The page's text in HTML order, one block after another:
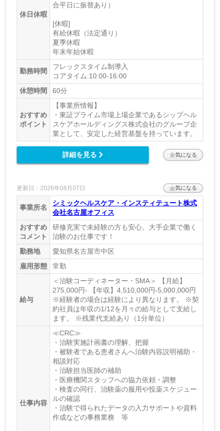
休日休暇
合平日に振替あり）
[休暇]
有給休暇（法定通り）
夏季休暇
年末年始休暇
勤務時間
フレックスタイム制導入
コアタイム:10:00-16:00
休憩時間
60分
おすすめ
ポイント
【事業所情報】
・東証プライム市場上場企業であるシップヘル
スケアホールディングス株式会社のグループ企
業として、安定した経営基盤を持っています。
詳細を見る 気になる
更新日：2026年08月07日 気になる
事業所名
シミックヘルスケア・インスティテュート株式
会社名古屋オフィス
おすすめ
コメント
研修充実で未経験の方も安心。大手企業で働く
治験のお仕事です！
勤務地
愛知県名古屋市中区
雇用形態
常勤
給与
＜治験コーディネーター・SMA＞ 【月給】
275,000円- 【年収】4,510,000円-5,000,000円
※経験者の場合は経験により異なります。 ※契
約社員は年収の1/12を月々の給与として支給し
ます。 ※残業代支給あり（1分単位）
仕事内容
≪CRC≫
・治験実施計画書の理解、把握
・被験者である患者さんへ治験内容説明補助・
相談対応
・治験担当医師の補助
・医療機関スタッフへの協力依頼・調整
・検査の同行、治験薬の服用や投薬スケジュー
ルの確認
・治験で得られたデータの入力サポートや資料
作成などの事務業務 等